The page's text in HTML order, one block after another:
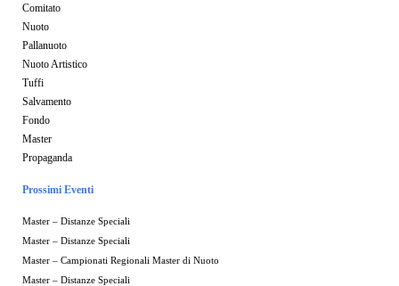
Comitato
Nuoto
Pallanuoto
Nuoto Artistico
Tuffi
Salvamento
Fondo
Master
Propaganda
Prossimi Eventi
Master – Distanze Speciali
Master – Distanze Speciali
Master – Campionati Regionali Master di Nuoto
Master – Distanze Speciali